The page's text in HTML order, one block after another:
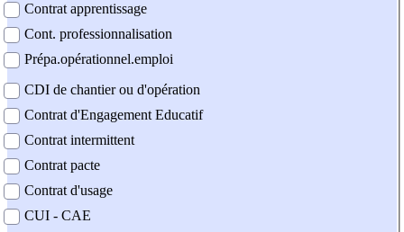
Contrat apprentissage
Cont. professionnalisation
Prépa.opérationnel.emploi
CDI de chantier ou d'opération
Contrat d'Engagement Educatif
Contrat intermittent
Contrat pacte
Contrat d'usage
CUI - CAE